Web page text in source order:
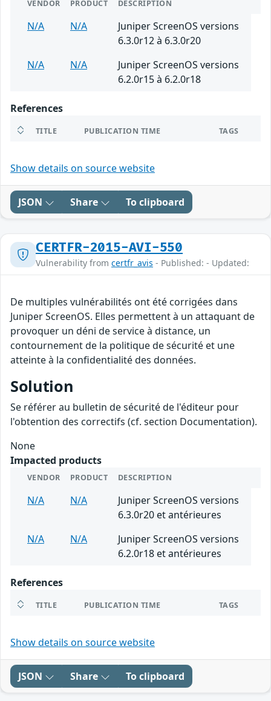
VENDOR PRODUCT DESCRIPTION
N/A N/A
Juniper ScreenOS versions
6.3.0r12 à 6.3.0r20
N/A
N/A
Juniper ScreenOS versions
6.2.0r15 à 6.2.0r18
References
TITLE PUBLICATION TIME TAGS
Show details on source website
JSON Share To clipboard
CERTFR-2015-AVI-550
Vulnerability from certfr_avis - Published: - Updated:
De multiples vulnérabilités ont été corrigées dans
Juniper ScreenOS. Elles permettent à un attaquant de
provoquer un déni de service à distance, un
contournement de la politique de sécurité et une
atteinte à la confidentialité des données.
Solution
Se référer au bulletin de sécurité de l'éditeur pour
l'obtention des correctifs (cf. section Documentation).
None
Impacted products
VENDOR PRODUCT DESCRIPTION
N/A N/A
Juniper ScreenOS versions
6.3.0r20 et antérieures
N/A
N/A
Juniper ScreenOS versions
6.2.0r18 et antérieures
References
TITLE PUBLICATION TIME TAGS
Show details on source website
JSON Share To clipboard